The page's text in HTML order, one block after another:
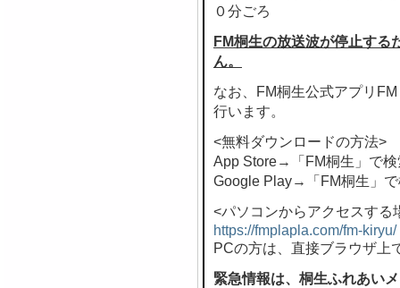
０分ごろ
FM桐生の放送波が停止する
ん。
なお、FM桐生公式アプリ
行います。
<無料ダウンロードの方法>
App Store→「FM桐生」で検
Google Play→「FM桐生」
<パソコンからアクセスする
https://fmplapla.com/fm-kiryu/
PCの方は、直接ブラウザ上
緊急情報は、桐生ふれあい